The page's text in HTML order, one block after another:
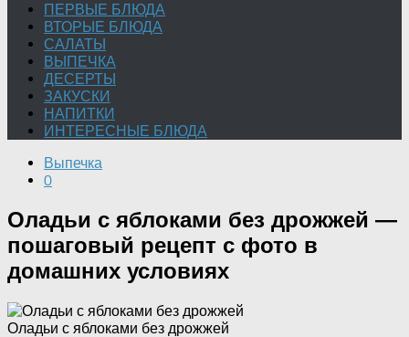
ПЕРВЫЕ БЛЮДА
ВТОРЫЕ БЛЮДА
САЛАТЫ
ВЫПЕЧКА
ДЕСЕРТЫ
ЗАКУСКИ
НАПИТКИ
ИНТЕРЕСНЫЕ БЛЮДА
Выпечка
0
Оладьи с яблоками без дрожжей —
пошаговый рецепт с фото в
домашних условиях
Оладьи с яблоками без дрожжей